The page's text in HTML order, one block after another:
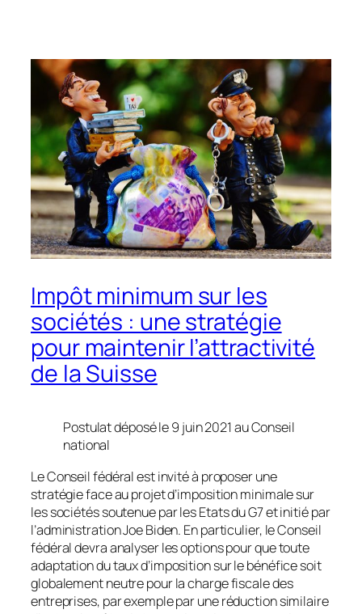
Impôt minimum sur les
sociétés : une stratégie
pour maintenir l’attractivité
de la Suisse
Postulat déposé le 9 juin 2021 au Conseil
national
Le Conseil fédéral est invité à proposer une
stratégie face au projet d’imposition minimale sur
les sociétés soutenue par les Etats du G7 et initié par
l’administration Joe Biden. En particulier, le Conseil
fédéral devra analyser les options pour que toute
adaptation du taux d’imposition sur le bénéfice soit
globalement neutre pour la charge fiscale des
entreprises, par exemple par une réduction similaire